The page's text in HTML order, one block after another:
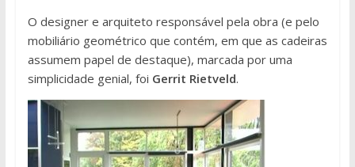
O designer e arquiteto responsável pela obra (e pelo
mobiliário geométrico que contém, em que as cadeiras
assumem papel de destaque), marcada por uma
simplicidade genial, foi Gerrit Rietveld.